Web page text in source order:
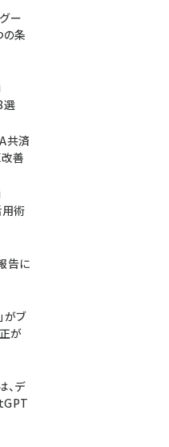
ー
の条
選
共済
善
術
告に
がブ
が
、デ